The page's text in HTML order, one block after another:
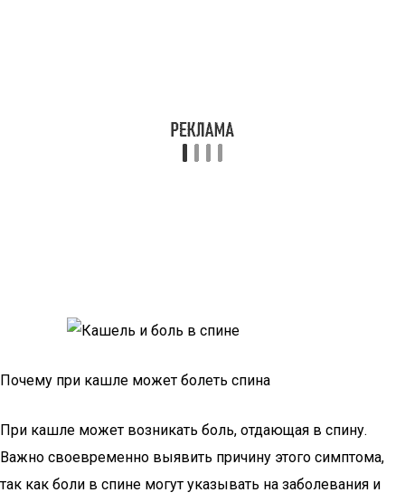
Почему при кашле может болеть спина
При кашле может возникать боль, отдающая в спину.
Важно своевременно выявить причину этого симптома,
так как боли в спине могут указывать на заболевания и